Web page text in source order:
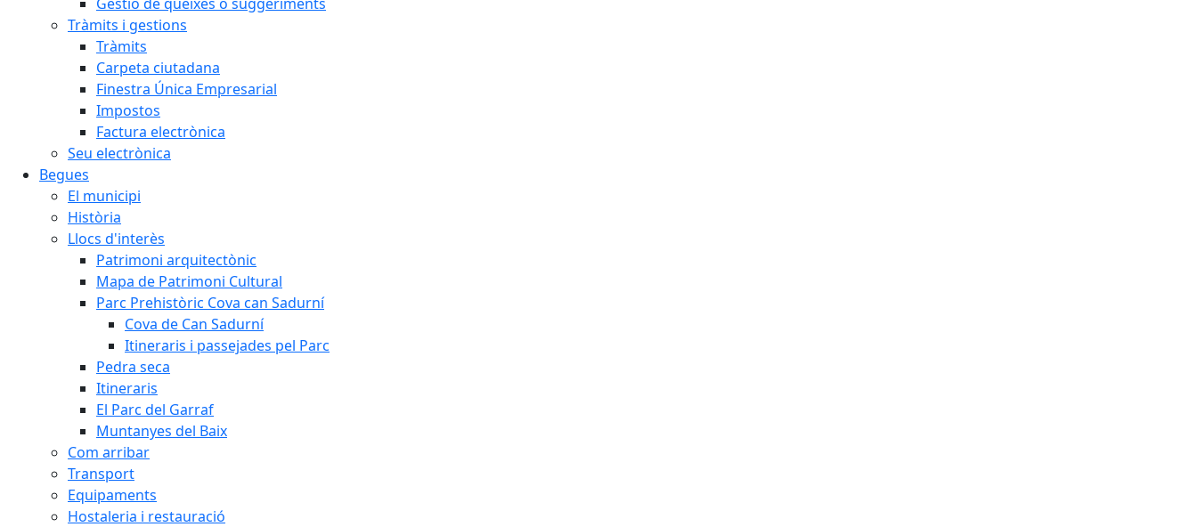
Tràmits i gestions
Tràmits
Carpeta ciutadana
Finestra Única Empresarial
Impostos
Factura electrònica
Seu electrònica
Begues
El municipi
Història
Llocs d'interès
Patrimoni arquitectònic
Mapa de Patrimoni Cultural
Parc Prehistòric Cova can Sadurní
Cova de Can Sadurní
Itineraris i passejades pel Parc
Pedra seca
Itineraris
El Parc del Garraf
Muntanyes del Baix
Com arribar
Transport
Equipaments
Hostaleria i restauració